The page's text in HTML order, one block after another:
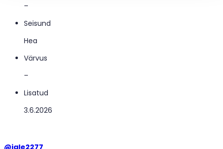
–
Seisund
Hea
Värvus
–
Lisatud
3.6.2026